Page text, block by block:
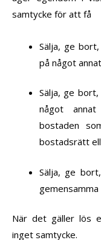
samtycke för att få
Sälja, ge
på något
Sälja, ge
något
bostaden
bostadsrätt
Sälja, ge
gemensamma
När det gäller lös
inget samtycke.